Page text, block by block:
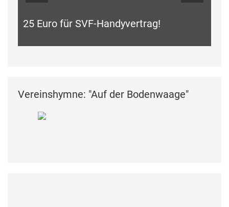
25 Euro für SVF-Handyvertrag!
Vereinshymne: "Auf der Bodenwaage"